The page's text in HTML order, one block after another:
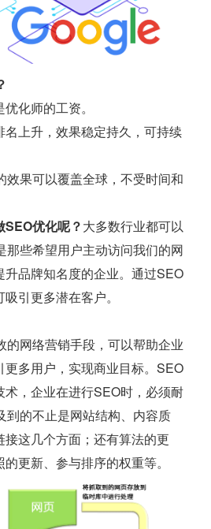
化师的工资。
名上升，效果稳定持久，可持续
效果可以覆盖全球，不受时间和
优化呢？大多数行业都可以
那些希望用户主动访问我们的网
品牌知名度的企业。通过SEO
引更多潜在客户。
的网络营销手段，可以帮助企业
多用户，实现商业目标。SEO
术，企业在进行SEO时，必须耐
到的不止是网站结构、内容质
这几个方面；还有算法的更
更新、参与排序的权重等。